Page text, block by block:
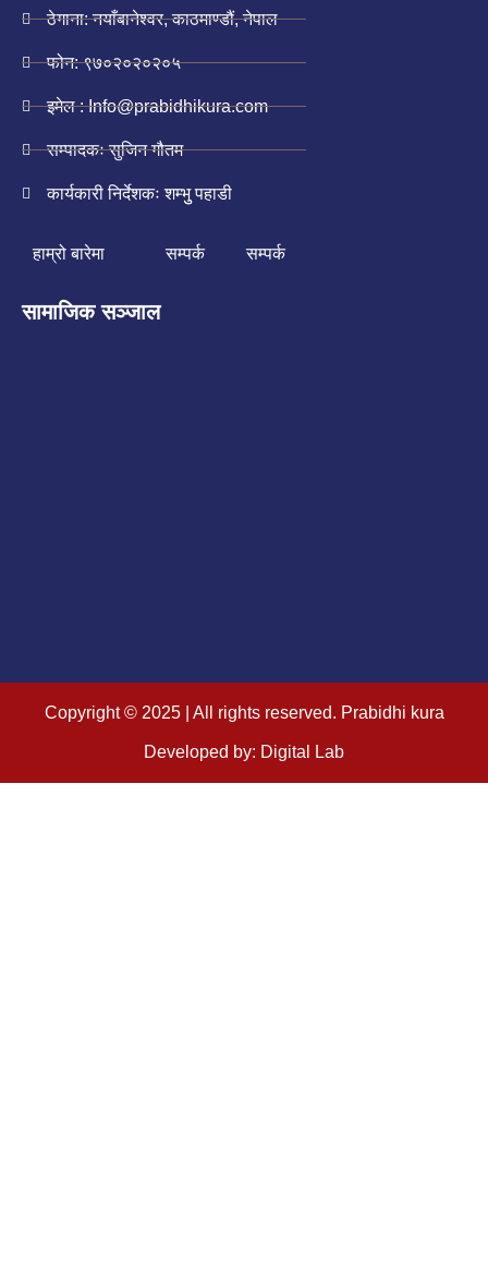
ठेगाना: नयाँबानेश्वर, काठमाण्डौं, नेपाल
फोन: ९७०२०२०२०५
इमेल : Info@prabidhikura.com
सम्पादकः सुजिन गौतम
कार्यकारी निर्देशकः शम्भुु पहाडी
हाम्रो बारेमा सम्पर्क सम्पर्क
सामाजिक सञ्जाल
Copyright © 2025 | All rights reserved. Prabidhi kura
Developed by: Digital Lab